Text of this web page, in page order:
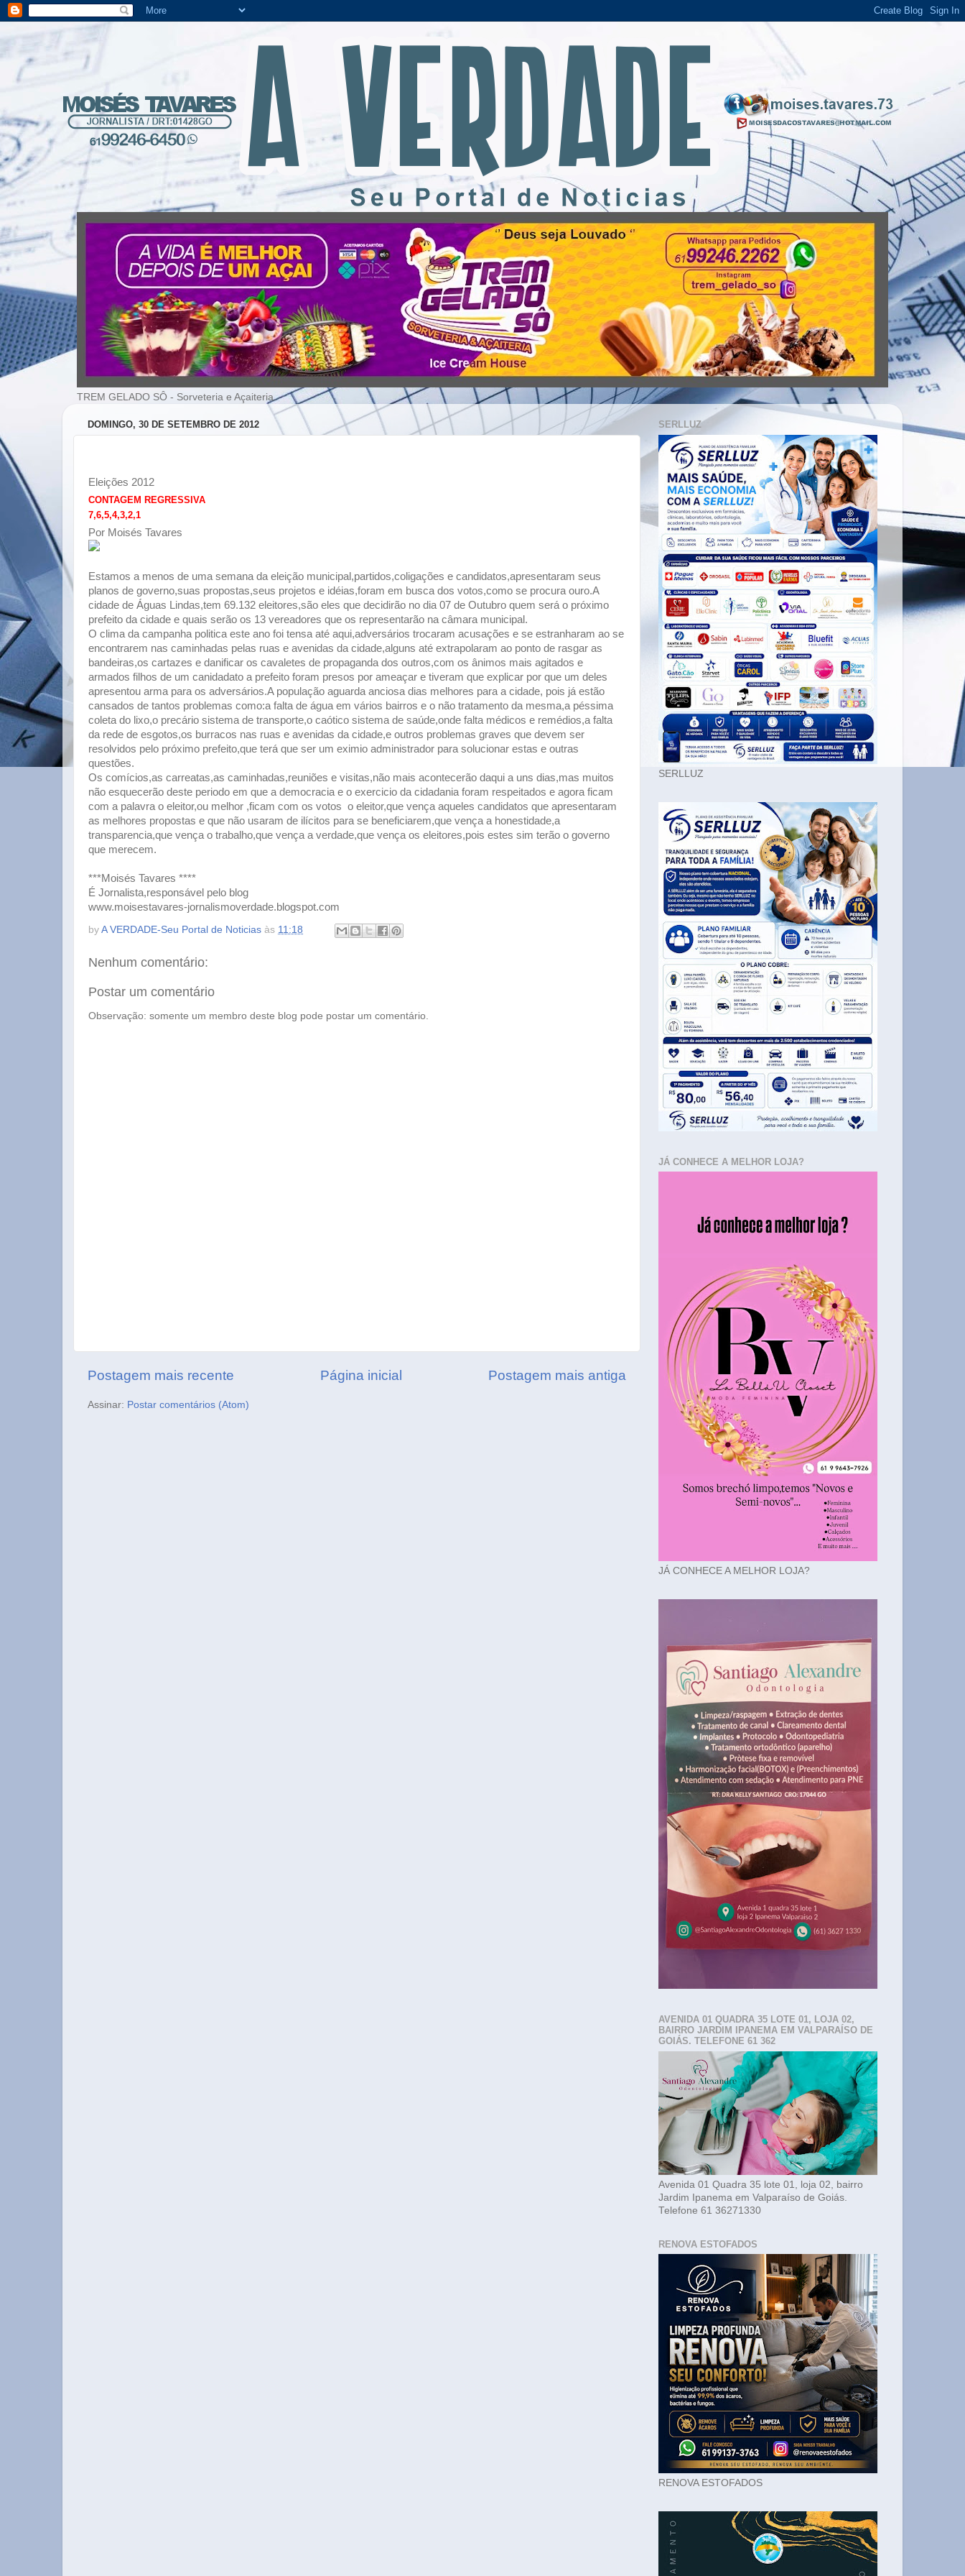
TREM GELADO SÔ - Sorveteria e Açaiteria
DOMINGO, 30 DE SETEMBRO DE 2012
Eleições 2012
CONTAGEM REGRESSIVA
7,6,5,4,3,2,1
Por Moisés Tavares
Estamos a menos de uma semana da eleição municipal,partidos,coligações e candidatos,apresentaram seus
planos de governo,suas propostas,seus projetos e idéias,foram em busca dos votos,como se procura ouro.A
cidade de Águas Lindas,tem 69.132 eleitores,são eles que decidirão no dia 07 de Outubro quem será o próximo
prefeito da cidade e quais serão os 13 vereadores que os representarão na câmara municipal.
O clima da campanha politica este ano foi tensa até aqui,adversários trocaram acusações e se estranharam ao se
encontrarem nas caminhadas pelas ruas e avenidas da cidade,alguns até extrapolaram ao ponto de rasgar as
bandeiras,os cartazes e danificar os cavaletes de propaganda dos outros,com os ânimos mais agitados e
armados filhos de um canidadato a prefeito foram presos por ameaçar e tiveram que explicar por que um deles
apresentou arma para os adversários.A população aguarda anciosa dias melhores para a cidade, pois já estão
cansados de tantos problemas como:a falta de água em vários bairros e o não tratamento da mesma,a péssima
coleta do lixo,o precário sistema de transporte,o caótico sistema de saúde,onde falta médicos e remédios,a falta
da rede de esgotos,os burracos nas ruas e avenidas da cidade,e outros problemas graves que devem ser
resolvidos pelo próximo prefeito,que terá que ser um eximio administrador para solucionar estas e outras
questões.
Os comícios,as carreatas,as caminhadas,reuniões e visitas,não mais acontecerão daqui a uns dias,mas muitos
não esquecerão deste periodo em que a democracia e o exercicio da cidadania foram respeitados e agora ficam
com a palavra o eleitor,ou melhor ,ficam com os votos o eleitor,que vença aqueles candidatos que apresentaram
as melhores propostas e que não usaram de ilícitos para se beneficiarem,que vença a honestidade,a
transparencia,que vença o trabalho,que vença a verdade,que vença os eleitores,pois estes sim terão o governo
que merecem.
***Moisés Tavares ****
É Jornalista,responsável pelo blog
www.moisestavares-jornalismoverdade.blogspot.com
by A VERDADE-Seu Portal de Noticias às 11:18
Nenhum comentário:
Postar um comentário
Observação: somente um membro deste blog pode postar um comentário.
Postagem mais recente Postagem mais antiga
Página inicial
Assinar: Postar comentários (Atom)
SERLLUZ
SERLLUZ
JÁ CONHECE A MELHOR LOJA?
JÁ CONHECE A MELHOR LOJA?
AVENIDA 01 QUADRA 35 LOTE 01, LOJA 02,
BAIRRO JARDIM IPANEMA EM VALPARAÍSO DE
GOIÁS. TELEFONE 61 362
Avenida 01 Quadra 35 lote 01, loja 02, bairro
Jardim Ipanema em Valparaíso de Goiás.
Telefone 61 36271330
RENOVA ESTOFADOS
RENOVA ESTOFADOS